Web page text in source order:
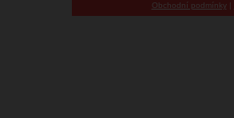
Obchodní podmínky|